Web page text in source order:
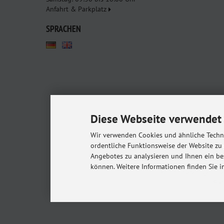
Anfahrt & Parkplatz
SPRACHEN
Babyshop.de - euer
Kindersitze, Babybettchen
Alle Preise inkl. gesetzl. MwSt. zzgl.
©
Diese Webseite
Wir verwenden Cookies und ähnliche
ordentliche Funktionsweise der Website
Angebotes zu analysieren und Ihnen ein
können. Weitere Informationen finden Sie